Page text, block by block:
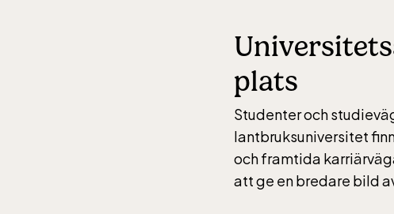
plats
Studenter och
lantbruksuniversitet
och framtida
att ge en bredare bild